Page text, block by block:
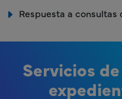
Respuesta a
Servicios